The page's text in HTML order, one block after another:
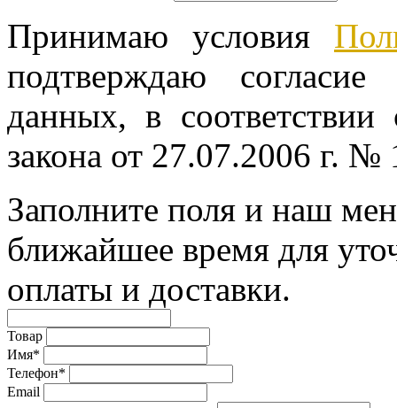
Принимаю условия
подтверждаю
данных, в соответствии
закона от 27.07.2006 г.
Заполните поля и наш
ближайшее время для
оплаты и доставки.
Товар
Имя*
Телефон*
Email